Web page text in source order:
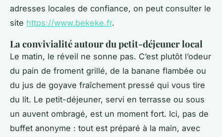
adresses locales de confiance, on peut consulter le
site https://www.bekeke.fr.
La convivialité autour du petit-déjeuner local
Le matin, le réveil ne sonne pas. C’est plutôt l’odeur
du pain de froment grillé, de la banane flambée ou
du jus de goyave fraîchement pressé qui vous tire
du lit. Le petit-déjeuner, servi en terrasse ou sous
un auvent ombragé, est un moment fort. Ici, pas de
buffet anonyme : tout est préparé à la main, avec